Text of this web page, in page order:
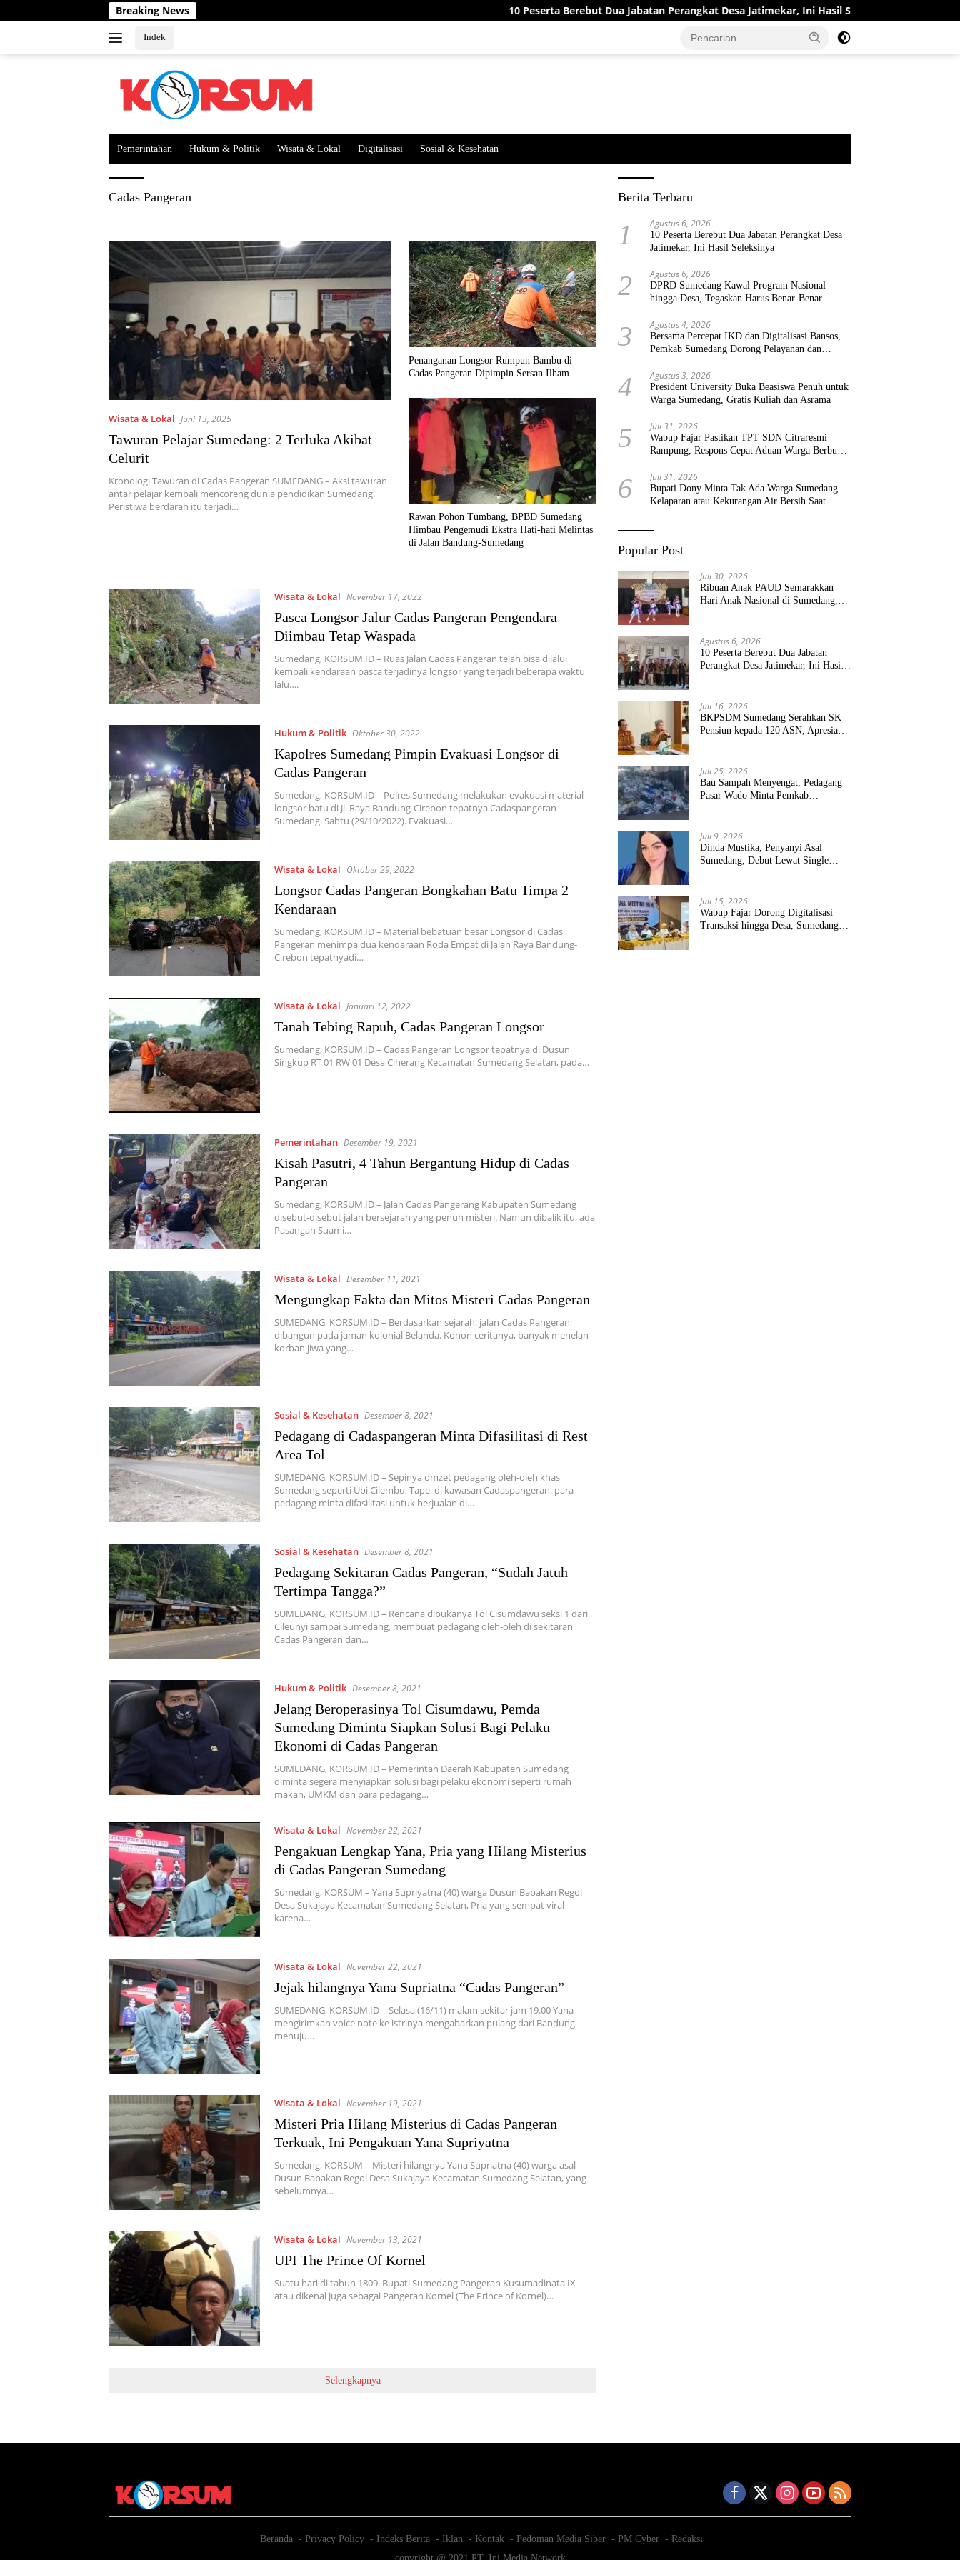
ke
Breaking News 10 Peserta Berebut Dua Jabatan Perangkat Desa Jatimekar, Ini Hasil Seleksinya
Indek
Pemerintahan Hukum & Politik Wisata & Lokal Digitalisasi Sosial & Kesehatan
Cadas Pangeran
Wisata & Lokal Juni 13, 2025
Tawuran Pelajar Sumedang: 2 Terluka Akibat
Celurit
Kronologi Tawuran di Cadas Pangeran SUMEDANG – Aksi tawuran
antar pelajar kembali mencoreng dunia pendidikan Sumedang.
Peristiwa berdarah itu terjadi…
Penanganan Longsor Rumpun Bambu di
Cadas Pangeran Dipimpin Sersan Ilham
Rawan Pohon Tumbang, BPBD Sumedang
Himbau Pengemudi Ekstra Hati-hati Melintas
di Jalan Bandung-Sumedang
Wisata & Lokal November 17, 2022
Pasca Longsor Jalur Cadas Pangeran Pengendara
Diimbau Tetap Waspada
Sumedang, KORSUM.ID – Ruas Jalan Cadas Pangeran telah bisa dilalui
kembali kendaraan pasca terjadinya longsor yang terjadi beberapa waktu
lalu….
Hukum & Politik Oktober 30, 2022
Kapolres Sumedang Pimpin Evakuasi Longsor di
Cadas Pangeran
Sumedang, KORSUM.ID – Polres Sumedang melakukan evakuasi material
longsor batu di Jl. Raya Bandung-Cirebon tepatnya Cadaspangeran
Sumedang. Sabtu (29/10/2022). Evakuasi…
Wisata & Lokal Oktober 29, 2022
Longsor Cadas Pangeran Bongkahan Batu Timpa 2
Kendaraan
Sumedang, KORSUM.ID – Material bebatuan besar Longsor di Cadas
Pangeran menimpa dua kendaraan Roda Empat di Jalan Raya Bandung-
Cirebon tepatnyadi…
Wisata & Lokal Januari 12, 2022
Tanah Tebing Rapuh, Cadas Pangeran Longsor
Sumedang, KORSUM.ID – Cadas Pangeran Longsor tepatnya di Dusun
Singkup RT 01 RW 01 Desa Ciherang Kecamatan Sumedang Selatan, pada…
Pemerintahan Desember 19, 2021
Kisah Pasutri, 4 Tahun Bergantung Hidup di Cadas
Pangeran
Sumedang, KORSUM.ID – Jalan Cadas Pangerang Kabupaten Sumedang
disebut-disebut jalan bersejarah yang penuh misteri. Namun dibalik itu, ada
Pasangan Suami…
Wisata & Lokal Desember 11, 2021
Mengungkap Fakta dan Mitos Misteri Cadas Pangeran
SUMEDANG, KORSUM.ID – Berdasarkan sejarah, jalan Cadas Pangeran
dibangun pada jaman kolonial Belanda. Konon ceritanya, banyak menelan
korban jiwa yang…
Sosial & Kesehatan Desember 8, 2021
Pedagang di Cadaspangeran Minta Difasilitasi di Rest
Area Tol
SUMEDANG, KORSUM.ID – Sepinya omzet pedagang oleh-oleh khas
Sumedang seperti Ubi Cilembu, Tape, di kawasan Cadaspangeran, para
pedagang minta difasilitasi untuk berjualan di…
Sosial & Kesehatan Desember 8, 2021
Pedagang Sekitaran Cadas Pangeran, “Sudah Jatuh
Tertimpa Tangga?”
SUMEDANG, KORSUM.ID – Rencana dibukanya Tol Cisumdawu seksi 1 dari
Cileunyi sampai Sumedang, membuat pedagang oleh-oleh di sekitaran
Cadas Pangeran dan…
Hukum & Politik Desember 8, 2021
Jelang Beroperasinya Tol Cisumdawu, Pemda
Sumedang Diminta Siapkan Solusi Bagi Pelaku
Ekonomi di Cadas Pangeran
SUMEDANG, KORSUM.ID – Pemerintah Daerah Kabupaten Sumedang
diminta segera menyiapkan solusi bagi pelaku ekonomi seperti rumah
makan, UMKM dan para pedagang…
Wisata & Lokal November 22, 2021
Pengakuan Lengkap Yana, Pria yang Hilang Misterius
di Cadas Pangeran Sumedang
Sumedang, KORSUM – Yana Supriyatna (40) warga Dusun Babakan Regol
Desa Sukajaya Kecamatan Sumedang Selatan, Pria yang sempat viral
karena…
Wisata & Lokal November 22, 2021
Jejak hilangnya Yana Supriatna “Cadas Pangeran”
SUMEDANG, KORSUM.ID – Selasa (16/11) malam sekitar jam 19.00 Yana
mengirimkan voice note ke istrinya mengabarkan pulang dari Bandung
menuju…
Wisata & Lokal November 19, 2021
Misteri Pria Hilang Misterius di Cadas Pangeran
Terkuak, Ini Pengakuan Yana Supriyatna
Sumedang, KORSUM – Misteri hilangnya Yana Supriatna (40) warga asal
Dusun Babakan Regol Desa Sukajaya Kecamatan Sumedang Selatan, yang
sebelumnya…
Wisata & Lokal November 13, 2021
UPI The Prince Of Kornel
Suatu hari di tahun 1809. Bupati Sumedang Pangeran Kusumadinata IX
atau dikenal juga sebagai Pangeran Kornel (The Prince of Kornel)…
Selengkapnya
Berita Terbaru
1 Agustus 6, 2026
10 Peserta Berebut Dua Jabatan Perangkat Desa
Jatimekar, Ini Hasil Seleksinya
2 Agustus 6, 2026
DPRD Sumedang Kawal Program Nasional
hingga Desa, Tegaskan Harus Benar-Benar
3 Agustus 4, 2026
Bersama Percepat IKD dan Digitalisasi Bansos,
Pemkab Sumedang Dorong Pelayanan dan
4 Agustus 3, 2026
President University Buka Beasiswa Penuh untuk
Warga Sumedang, Gratis Kuliah dan Asrama
5 Juli 31, 2026
Wabup Fajar Pastikan TPT SDN Citraresmi
Rampung, Respons Cepat Aduan Warga Berbuah
6 Juli 31, 2026
Bupati Dony Minta Tak Ada Warga Sumedang
Kelaparan atau Kekurangan Air Bersih Saat
Popular Post
Juli 30, 2026
Ribuan Anak PAUD Semarakkan
Hari Anak Nasional di Sumedang,
Agustus 6, 2026
10 Peserta Berebut Dua Jabatan
Perangkat Desa Jatimekar, Ini Hasil
Juli 16, 2026
BKPSDM Sumedang Serahkan SK
Pensiun kepada 120 ASN, Apresiasi
Juli 25, 2026
Bau Sampah Menyengat, Pedagang
Pasar Wado Minta Pemkab
Juli 9, 2026
Dinda Mustika, Penyanyi Asal
Sumedang, Debut Lewat Single
Juli 15, 2026
Wabup Fajar Dorong Digitalisasi
Transaksi hingga Desa, Sumedang
Beranda Privacy Policy Indeks Berita Iklan Kontak Pedoman Media Siber PM Cyber
Redaksi